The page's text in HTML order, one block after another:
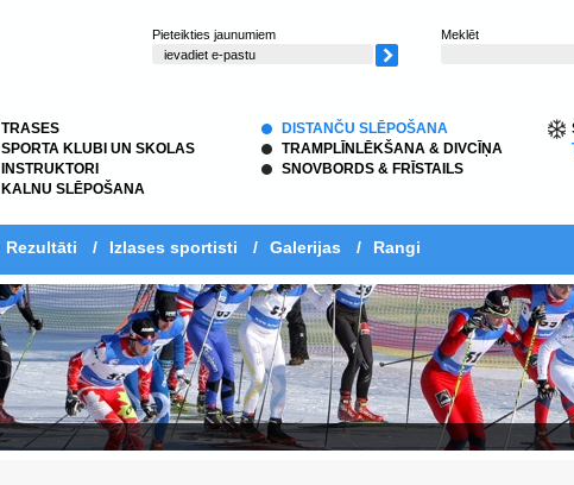
Pieteikties jaunumiem Meklēt
TRASES
SPORTA KLUBI UN SKOLAS
INSTRUKTORI
KALNU SLĒPOŠANA
DISTANČU SLĒPOŠANA
TRAMPLĪNLĒKŠANA & DIVCĪŅA
SNOVBORDS & FRĪSTAILS
Rezultāti / Izlases sportisti / Galerijas / Rangi